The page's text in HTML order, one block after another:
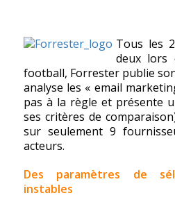
Tous les
deux lors
football, Forrester publie
analyse les « email
pas à la règle et présente
ses critères de
sur seulement 9
acteurs.
Des paramètres de
instables